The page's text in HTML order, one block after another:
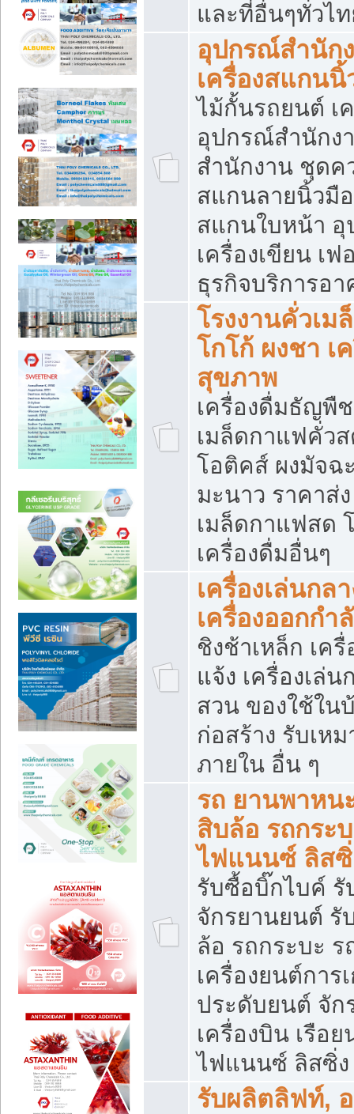
และที่อื่นๆทั่วไ
อุปกรณ์สำนัก
เครื่องสแกนนิ้
ไม้กั้นรถยนต์ เ
อุปกรณ์สำนักง
สำนักงาน ชุดค
สแกนลายนิ้วมื
สแกนใบหน้า
เครื่องเขียน เ
ธุรกิจบริการอ
โรงงานคั่วเม
โกโก้ ผงชา เ
สุขภาพ
เครื่องดื่มธัญพื
เมล็ดกาแฟคั่ว
โอติคส์ ผงมัจฉ
มะนาว ราคาส่
เมล็ดกาแฟสด
เครื่องดื่มอื่นๆ
เครื่องเล่นกล
เครื่องออกกำ
ชิงช้าเหล็ก เค
แจ้ง เครื่องเล่น
สวน ของใช้ใน
ก่อสร้าง รับเห
ภายใน อื่น ๆ
รถ ยานพาหน
สิบล้อ รถกระ
ไฟแนนซ์ ลิส
รับซื้อบิ๊กไบค์
จักรยานยนต์ รั
ล้อ รถกระบะ
เครื่องยนต์การ
ประดับยนต์ จัก
เครื่องบิน เรือ
ไฟแนนซ์ ลิสซิ่ง
รับผลิตลิฟท์,